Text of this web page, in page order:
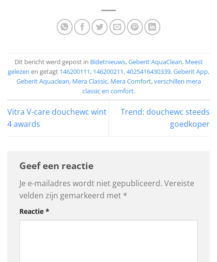
Dit bericht werd gepost in Bidetnieuws,Geberit AquaClean, Meest
gelezen en getagt 146200111, 146200211,4025416430339,Geberit App,
Geberit Aquaclean, Mera Classic, Mera Comfort,verschillen mera
classic en comfort.
Vitra V-care douchewc wint
4 awards
Trend: douchewc steeds
goedkoper
Geef een reactie
Je e-mailadres wordt niet gepubliceerd. Vereiste
velden zijn gemarkeerd met *
Reactie *